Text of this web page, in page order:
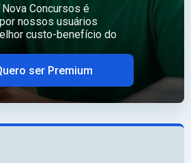
Concursos é
nossos usuários
custo-benefício do
ser Premium